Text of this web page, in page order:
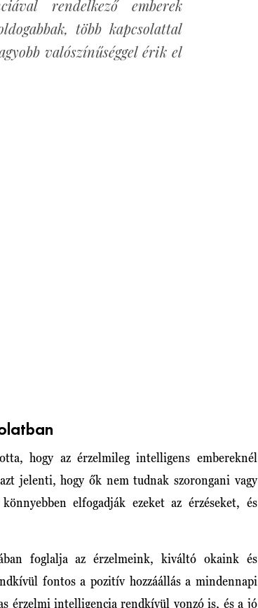
rendelkező emberek
több kapcsolattal
valószínűséggel érik el
hogy az érzelmileg intelligens embereknél
jelenti, hogy ők nem tudnak szorongani vagy
elfogadják ezeket az érzéseket, és
foglalja az érzelmeink, kiváltó okaink és
fontos a pozitív hozzáállás a mindennapi
érzelmi intelligencia rendkívül vonzó is, és a jó